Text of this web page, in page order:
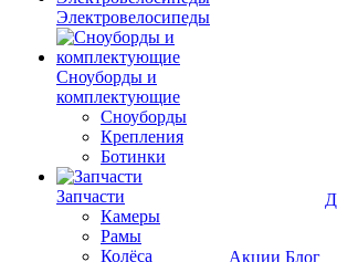
Электровелосипеды
Cноуборды и
комплектующие
Сноуборды
Крепления
Ботинки
Запчасти
Камеры
Рамы
Колёса
Акции Блог